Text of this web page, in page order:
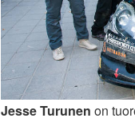
Jesse Turunen on